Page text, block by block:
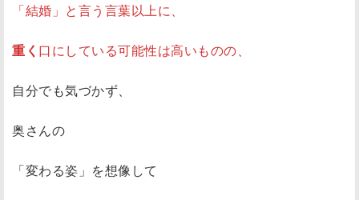
「結婚」と言う言葉以上に、
重く 口にしている可能性は高いものの、
自分でも気づかず、
奥さんの
「変わる姿」を想像して